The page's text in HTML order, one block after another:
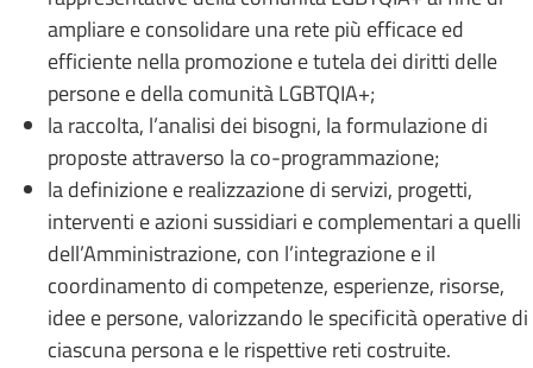
ampliare e consolidare una rete più efficace ed
efficiente nella promozione e tutela dei diritti delle
persone e della comunità LGBTQIA+;
la raccolta, l’analisi dei bisogni, la formulazione di
proposte attraverso la co-programmazione;
la definizione e realizzazione di servizi, progetti,
interventi e azioni sussidiari e complementari a quelli
dell’Amministrazione, con l’integrazione e il
coordinamento di competenze, esperienze, risorse,
idee e persone, valorizzando le specificità operative di
ciascuna persona e le rispettive reti costruite.